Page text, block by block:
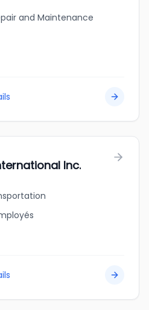
and Maintenance
Inc.